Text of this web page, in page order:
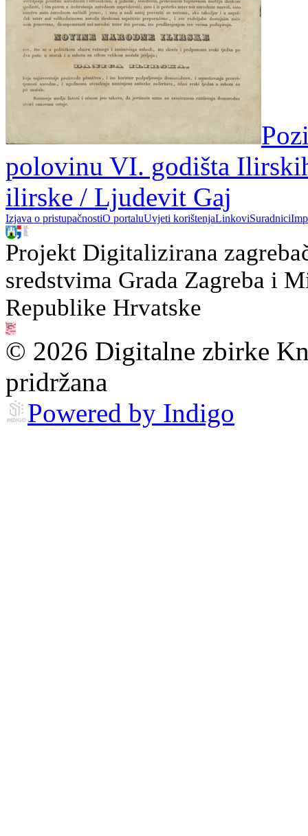
polovinu VI. godišta
ilirske / Ljudevit Gaj
Izjava o pristupačnostiO portaluUvjeti korištenjaLinkoviSuradnici
Projekt Digitalizirana
sredstvima Grada Zagreba i
Republike Hrvatske
© 2026 Digitalne zbirke
pridržana
Powered by Indigo